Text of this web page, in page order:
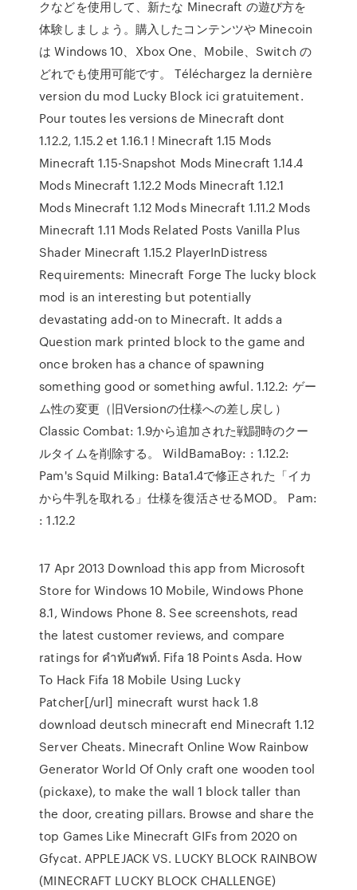
クなどを使用して、新たな Minecraft の遊び方を
体験しましょう。購入したコンテンツや Minecoin
は Windows 10、Xbox One、Mobile、Switch の
どれでも使用可能です。 Téléchargez la dernière
version du mod Lucky Block ici gratuitement.
Pour toutes les versions de Minecraft dont
1.12.2, 1.15.2 et 1.16.1 ! Minecraft 1.15 Mods
Minecraft 1.15-Snapshot Mods Minecraft 1.14.4
Mods Minecraft 1.12.2 Mods Minecraft 1.12.1
Mods Minecraft 1.12 Mods Minecraft 1.11.2 Mods
Minecraft 1.11 Mods Related Posts Vanilla Plus
Shader Minecraft 1.15.2 PlayerInDistress
Requirements: Minecraft Forge The lucky block
mod is an interesting but potentially
devastating add-on to Minecraft. It adds a
Question mark printed block to the game and
once broken has a chance of spawning
something good or something awful. 1.12.2: ゲー
ム性の変更（旧Versionの仕様への差し戻し）
Classic Combat: 1.9から追加された戦闘時のクー
ルタイムを削除する。 WildBamaBoy: : 1.12.2:
Pam's Squid Milking: Bata1.4で修正された「イカ
から牛乳を取れる」仕様を復活させるMOD。 Pam:
: 1.12.2
17 Apr 2013 Download this app from Microsoft
Store for Windows 10 Mobile, Windows Phone
8.1, Windows Phone 8. See screenshots, read
the latest customer reviews, and compare
ratings for คำทับศัพท์. Fifa 18 Points Asda. How
To Hack Fifa 18 Mobile Using Lucky
Patcher[/url] minecraft wurst hack 1.8
download deutsch minecraft end Minecraft 1.12
Server Cheats. Minecraft Online Wow Rainbow
Generator World Of Only craft one wooden tool
(pickaxe), to make the wall 1 block taller than
the door, creating pillars. Browse and share the
top Games Like Minecraft GIFs from 2020 on
Gfycat. APPLEJACK VS. LUCKY BLOCK RAINBOW
(MINECRAFT LUCKY BLOCK CHALLENGE)